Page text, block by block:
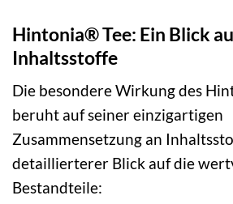
Hintonia® Tee: Ein Blick
Inhaltsstoffe
Die besondere Wirkung des
beruht auf seiner einzigartigen
Zusammensetzung an
detaillierterer Blick auf die
Bestandteile: